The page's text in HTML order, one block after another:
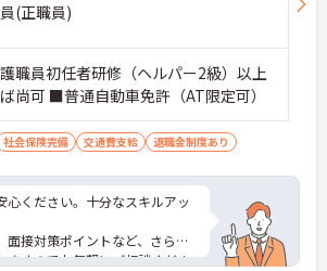
(正職員)
職員初任者研修（ヘルパー2級）以上
尚可 ■普通自動車免許（AT限定可）
社会保険完備 交通費支給 退職金制度あり
心ください。十分なスキルアッ
面接対策ポイントなど、さらに
ますのでお気軽にご相談くださ